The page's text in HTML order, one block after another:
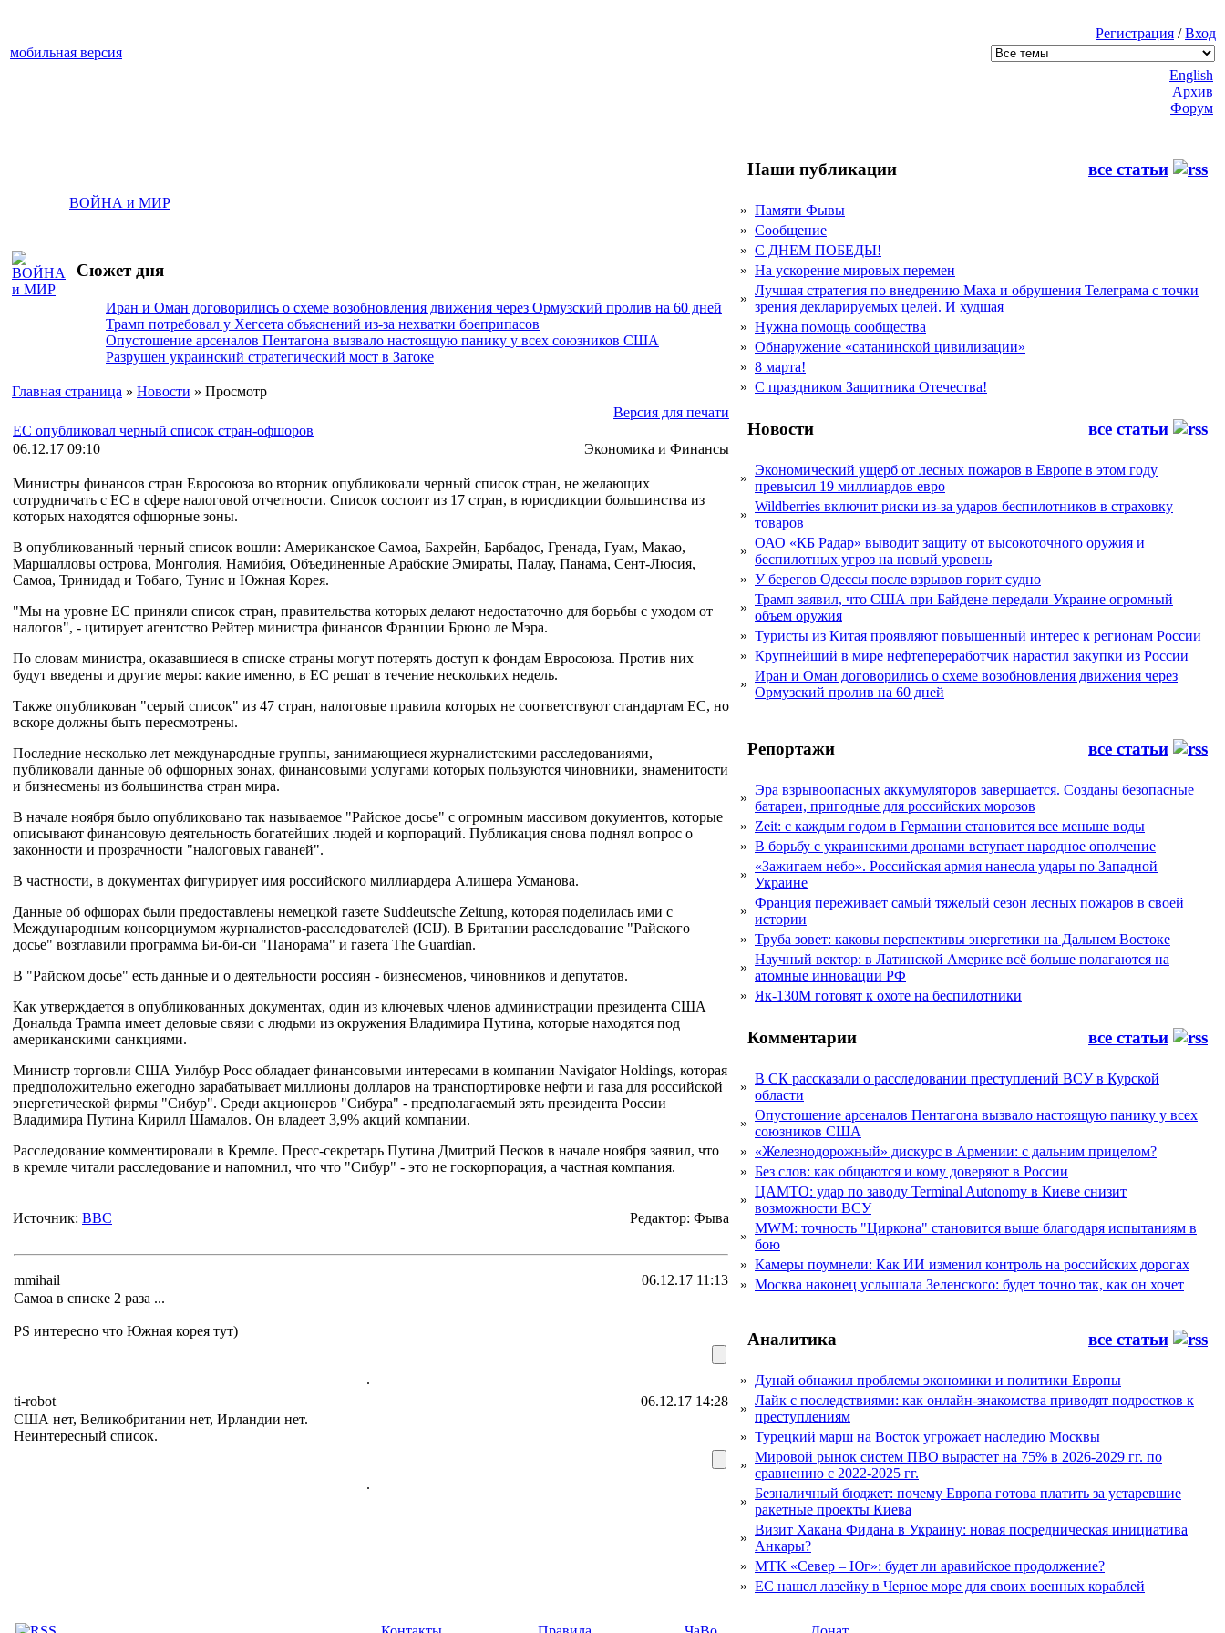
Регистрация /Вход
мобильная версия
ВОЙНА и МИР
Сюжет дня
Иран и Оман договорились о схеме возобновления движения через Ормузский пролив на 60 дней
Трамп потребовал у Хегсета объяснений из-за нехватки боеприпасов
Опустошение арсеналов Пентагона вызвало настоящую панику у всех союзников США
Разрушен украинский стратегический мост в Затоке
Главная страница » Новости » Просмотр
Версия для печати
ЕС опубликовал черный список стран-офшоров
06.12.17 09:10
Экономика и Финансы
Министры финансов стран Евросоюза во вторник опубликовали черный список стран, не желающих
сотрудничать с ЕС в сфере налоговой отчетности. Список состоит из 17 стран, в юрисдикции большинства из
которых находятся офшорные зоны.
В опубликованный черный список вошли: Американское Самоа, Бахрейн, Барбадос, Гренада, Гуам, Макао,
Маршалловы острова, Монголия, Намибия, Объединенные Арабские Эмираты, Палау, Панама, Сент-Люсия,
Самоа, Тринидад и Тобаго, Тунис и Южная Корея.
"Мы на уровне ЕС приняли список стран, правительства которых делают недостаточно для борьбы с уходом от
налогов", - цитирует агентство Рейтер министра финансов Франции Брюно ле Мэра.
По словам министра, оказавшиеся в списке страны могут потерять доступ к фондам Евросоюза. Против них
будут введены и другие меры: какие именно, в ЕС решат в течение нескольких недель.
Также опубликован "серый список" из 47 стран, налоговые правила которых не соответствуют стандартам ЕС, но
вскоре должны быть пересмотрены.
Последние несколько лет международные группы, занимающиеся журналистскими расследованиями,
публиковали данные об офшорных зонах, финансовыми услугами которых пользуются чиновники, знаменитости
и бизнесмены из большинства стран мира.
В начале ноября было опубликовано так называемое "Райское досье" с огромным массивом документов, которые
описывают финансовую деятельность богатейших людей и корпораций. Публикация снова поднял вопрос о
законности и прозрачности "налоговых гаваней".
В частности, в документах фигурирует имя российского миллиардера Алишера Усманова.
Данные об офшорах были предоставлены немецкой газете Suddeutsche Zeitung, которая поделилась ими с
Международным консорциумом журналистов-расследователей (ICIJ). В Британии расследование "Райского
досье" возглавили программа Би-би-си "Панорама" и газета The Guardian.
В "Райском досье" есть данные и о деятельности россиян - бизнесменов, чиновников и депутатов.
Как утверждается в опубликованных документах, один из ключевых членов администрации президента США
Дональда Трампа имеет деловые связи с людьми из окружения Владимира Путина, которые находятся под
американскими санкциями.
Министр торговли США Уилбур Росс обладает финансовыми интересами в компании Navigator Holdings, которая
предположительно ежегодно зарабатывает миллионы долларов на транспортировке нефти и газа для российской
энергетической фирмы "Сибур". Среди акционеров "Сибура" - предполагаемый зять президента России
Владимира Путина Кирилл Шамалов. Он владеет 3,9% акций компании.
Расследование комментировали в Кремле. Пресс-секретарь Путина Дмитрий Песков в начале ноября заявил, что
в кремле читали расследование и напомнил, что что "Сибур" - это не госкорпорация, а частная компания.
Источник: BBC Редактор: Фыва
mmihail
06.12.17 11:13
Самоа в списке 2 раза ...
PS интересно что Южная корея тут)
.
ti-robot
06.12.17 14:28
США нет, Великобритании нет, Ирландии нет.
Неинтересный список.
.
English
Архив
Форум
Наши публикации все статьи
» Памяти Фывы
» Сообщение
» С ДНЕМ ПОБЕДЫ!
» На ускорение мировых перемен
»
Лучшая стратегия по внедрению Маха и обрушения Телеграма с точки
зрения декларируемых целей. И худшая
» Нужна помощь сообщества
» Обнаружение «сатанинской цивилизации»
» 8 марта!
» С праздником Защитника Отечества!
Новости все статьи
»
Экономический ущерб от лесных пожаров в Европе в этом году
превысил 19 миллиардов евро
»
Wildberries включит риски из-за ударов беспилотников в страховку
товаров
»
ОАО «КБ Радар» выводит защиту от высокоточного оружия и
беспилотных угроз на новый уровень
» У берегов Одессы после взрывов горит судно
»
Трамп заявил, что США при Байдене передали Украине огромный
объем оружия
» Туристы из Китая проявляют повышенный интерес к регионам России
» Крупнейший в мире нефтепереработчик нарастил закупки из России
»
Иран и Оман договорились о схеме возобновления движения через
Ормузский пролив на 60 дней
Репортажи все статьи
»
Эра взрывоопасных аккумуляторов завершается. Созданы безопасные
батареи, пригодные для российских морозов
» Zeit: с каждым годом в Германии становится все меньше воды
» В борьбу с украинскими дронами вступает народное ополчение
»
«Зажигаем небо». Российская армия нанесла удары по Западной
Украине
»
Франция переживает самый тяжелый сезон лесных пожаров в своей
истории
» Труба зовет: каковы перспективы энергетики на Дальнем Востоке
»
Научный вектор: в Латинской Америке всё больше полагаются на
атомные инновации РФ
» Як-130М готовят к охоте на беспилотники
Комментарии все статьи
»
В СК рассказали о расследовании преступлений ВСУ в Курской
области
»
Опустошение арсеналов Пентагона вызвало настоящую панику у всех
союзников США
» «Железнодорожный» дискурс в Армении: с дальним прицелом?
» Без слов: как общаются и кому доверяют в России
»
ЦАМТО: удар по заводу Terminal Autonomy в Киеве снизит
возможности ВСУ
»
MWM: точность "Циркона" становится выше благодаря испытаниям в
бою
» Камеры поумнели: Как ИИ изменил контроль на российских дорогах
» Москва наконец услышала Зеленского: будет точно так, как он хочет
Аналитика все статьи
» Дунай обнажил проблемы экономики и политики Европы
»
Лайк с последствиями: как онлайн-знакомства приводят подростков к
преступлениям
» Турецкий марш на Восток угрожает наследию Москвы
»
Мировой рынок систем ПВО вырастет на 75% в 2026-2029 гг. по
сравнению с 2022-2025 гг.
»
Безналичный бюджет: почему Европа готова платить за устаревшие
ракетные проекты Киева
»
Визит Хакана Фидана в Украину: новая посредническая инициатива
Анкары?
» МТК «Север – Юг»: будет ли аравийское продолжение?
» ЕС нашел лазейку в Черное море для своих военных кораблей